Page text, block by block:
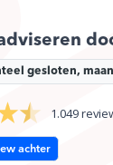
gesloten,
1.049
achter